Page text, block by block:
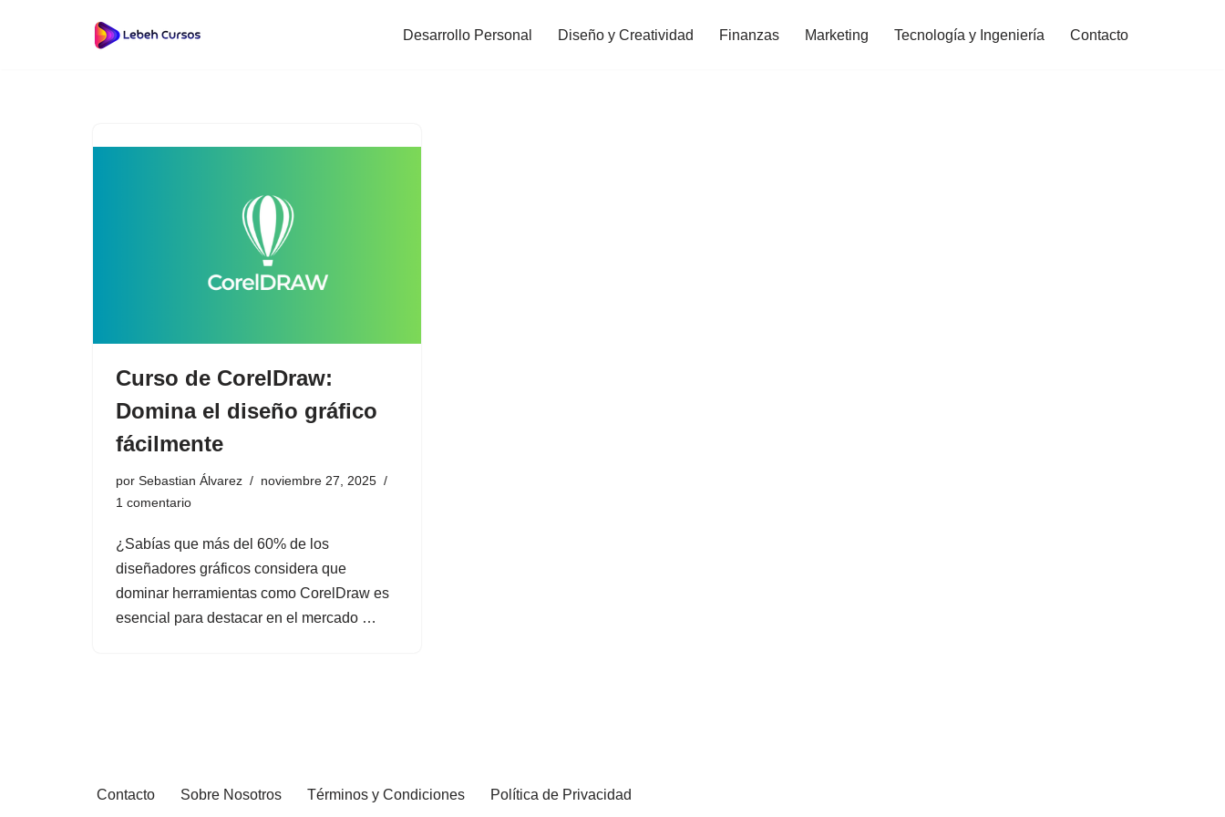
Desarrollo Personal Diseño y Creatividad Finanzas Marketing Tecnología y Ingeniería Contacto
Curso de CorelDraw:
Domina el diseño gráfico
fácilmente
por Sebastian Álvarez
noviembre 27, 2025
1 comentario
¿Sabías que más del 60% de los
diseñadores gráficos considera que
dominar herramientas como CorelDraw es
esencial para destacar en el mercado …
Contacto Sobre Nosotros Términos y Condiciones Política de Privacidad